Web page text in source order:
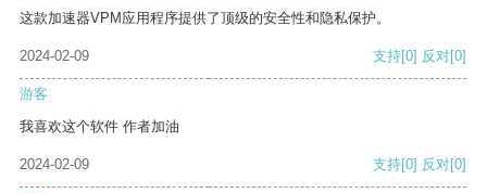
这款加速器VPM应用程序提供了顶级的安全性和隐私保护。
2024-02-09 支持[0] 反对[0]
游客
我喜欢这个软件 作者加油
2024-02-09 支持[0] 反对[0]